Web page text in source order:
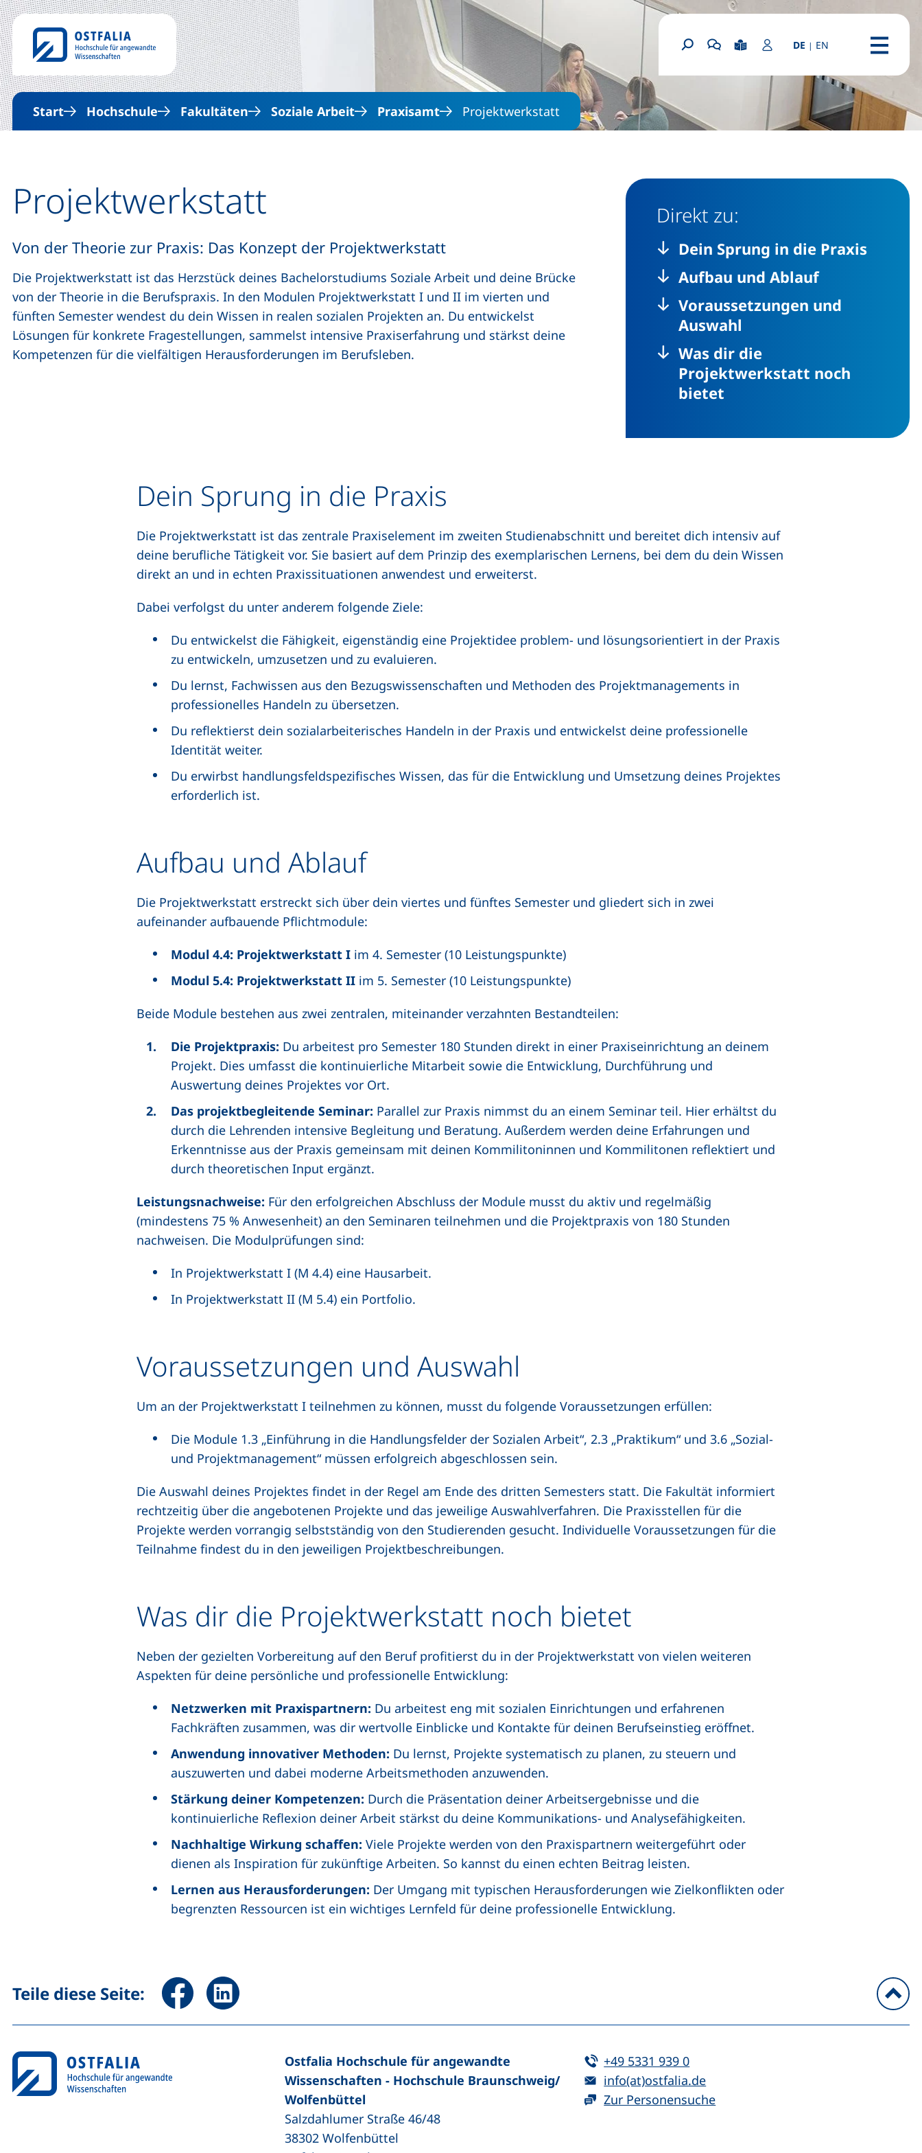
Direkt zum Inhalt
Suchformular
Chatbot OSCA starten
Leichte Sprache
Login Portal (externer Link,
DE | EN : EnglishMenü
Start Hochschule Fakultäten Soziale Arbeit Praxisamt Projektwerkstatt
Projektwerkstatt
Von der Theorie zur Praxis: Das Konzept der Projektwerkstatt
Die Projektwerkstatt ist das Herzstück deines Bachelorstudiums Soziale Arbeit und deine Brücke
von der Theorie in die Berufspraxis. In den Modulen Projektwerkstatt I und II im vierten und
fünften Semester wendest du dein Wissen in realen sozialen Projekten an. Du entwickelst
Lösungen für konkrete Fragestellungen, sammelst intensive Praxiserfahrung und stärkst deine
Kompetenzen für die vielfältigen Herausforderungen im Berufsleben.
Direkt zu:
Dein Sprung in die Praxis
Aufbau und Ablauf
Voraussetzungen und
Auswahl
Was dir die
Projektwerkstatt noch
bietet
Dein Sprung in die Praxis
Die Projektwerkstatt ist das zentrale Praxiselement im zweiten Studienabschnitt und bereitet dich intensiv auf
deine berufliche Tätigkeit vor. Sie basiert auf dem Prinzip des exemplarischen Lernens, bei dem du dein Wissen
direkt an und in echten Praxissituationen anwendest und erweiterst.
Dabei verfolgst du unter anderem folgende Ziele:
Du entwickelst die Fähigkeit, eigenständig eine Projektidee problem- und lösungsorientiert in der Praxis
zu entwickeln, umzusetzen und zu evaluieren.
Du lernst, Fachwissen aus den Bezugswissenschaften und Methoden des Projektmanagements in
professionelles Handeln zu übersetzen.
Du reflektierst dein sozialarbeiterisches Handeln in der Praxis und entwickelst deine professionelle
Identität weiter.
Du erwirbst handlungsfeldspezifisches Wissen, das für die Entwicklung und Umsetzung deines Projektes
erforderlich ist.
Aufbau und Ablauf
Die Projektwerkstatt erstreckt sich über dein viertes und fünftes Semester und gliedert sich in zwei
aufeinander aufbauende Pflichtmodule:
Modul 4.4: Projektwerkstatt I im 4. Semester (10 Leistungspunkte)
Modul 5.4: Projektwerkstatt II im 5. Semester (10 Leistungspunkte)
Beide Module bestehen aus zwei zentralen, miteinander verzahnten Bestandteilen:
Die Projektpraxis: Du arbeitest pro Semester 180 Stunden direkt in einer Praxiseinrichtung an deinem
Projekt. Dies umfasst die kontinuierliche Mitarbeit sowie die Entwicklung, Durchführung und
Auswertung deines Projektes vor Ort.
Das projektbegleitende Seminar: Parallel zur Praxis nimmst du an einem Seminar teil. Hier erhältst du
durch die Lehrenden intensive Begleitung und Beratung. Außerdem werden deine Erfahrungen und
Erkenntnisse aus der Praxis gemeinsam mit deinen Kommilitoninnen und Kommilitonen reflektiert und
durch theoretischen Input ergänzt.
Leistungsnachweise: Für den erfolgreichen Abschluss der Module musst du aktiv und regelmäßig
(mindestens 75 % Anwesenheit) an den Seminaren teilnehmen und die Projektpraxis von 180 Stunden
nachweisen. Die Modulprüfungen sind:
In Projektwerkstatt I (M 4.4) eine Hausarbeit.
In Projektwerkstatt II (M 5.4) ein Portfolio.
Voraussetzungen und Auswahl
Um an der Projektwerkstatt I teilnehmen zu können, musst du folgende Voraussetzungen erfüllen:
Die Module 1.3 „Einführung in die Handlungsfelder der Sozialen Arbeit“, 2.3 „Praktikum“ und 3.6 „Sozial-
und Projektmanagement“ müssen erfolgreich abgeschlossen sein.
Die Auswahl deines Projektes findet in der Regel am Ende des dritten Semesters statt. Die Fakultät informiert
rechtzeitig über die angebotenen Projekte und das jeweilige Auswahlverfahren. Die Praxisstellen für die
Projekte werden vorrangig selbstständig von den Studierenden gesucht. Individuelle Voraussetzungen für die
Teilnahme findest du in den jeweiligen Projektbeschreibungen.
Was dir die Projektwerkstatt noch bietet
Neben der gezielten Vorbereitung auf den Beruf profitierst du in der Projektwerkstatt von vielen weiteren
Aspekten für deine persönliche und professionelle Entwicklung:
Netzwerken mit Praxispartnern: Du arbeitest eng mit sozialen Einrichtungen und erfahrenen
Fachkräften zusammen, was dir wertvolle Einblicke und Kontakte für deinen Berufseinstieg eröffnet.
Anwendung innovativer Methoden: Du lernst, Projekte systematisch zu planen, zu steuern und
auszuwerten und dabei moderne Arbeitsmethoden anzuwenden.
Stärkung deiner Kompetenzen: Durch die Präsentation deiner Arbeitsergebnisse und die
kontinuierliche Reflexion deiner Arbeit stärkst du deine Kommunikations- und Analysefähigkeiten.
Nachhaltige Wirkung schaffen: Viele Projekte werden von den Praxispartnern weitergeführt oder
dienen als Inspiration für zukünftige Arbeiten. So kannst du einen echten Beitrag leisten.
Lernen aus Herausforderungen: Der Umgang mit typischen Herausforderungen wie Zielkonflikten oder
begrenzten Ressourcen ist ein wichtiges Lernfeld für deine professionelle Entwicklung.
Teile diese Seite: Seite über Facebook teilen (externer Link, öffnet neues Fenster)
Seite über LinkedIn teilen (externer Link, öffnet neues Fenster)
Ostfalia Hochschule für angewandte
Wissenschaften - Hochschule Braunschweig/​
Wolfenbüttel
Salzdahlumer Straße 46/48
38302 Wolfenbüttel
Tel:
+49 5331 939 0(startet einen Telefonanruf, wenn Ihr
E-Mail:
info(at)ostfalia.de(öffnet Ihr E-Mail-Programm)
Zur Personensuche